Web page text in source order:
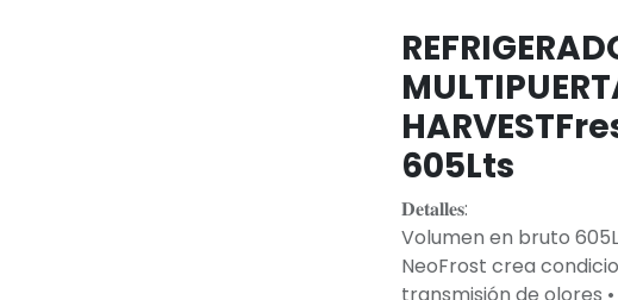
605Lts
𝐃𝐞𝐭𝐚𝐥𝐥𝐞𝐬:
Volumen en bruto
NeoFrost crea
transmisión de olores